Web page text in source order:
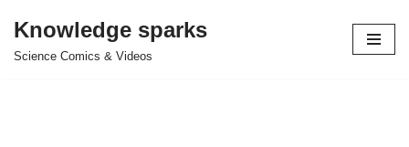
Skip
Knowledge sparks
Science Comics & Videos